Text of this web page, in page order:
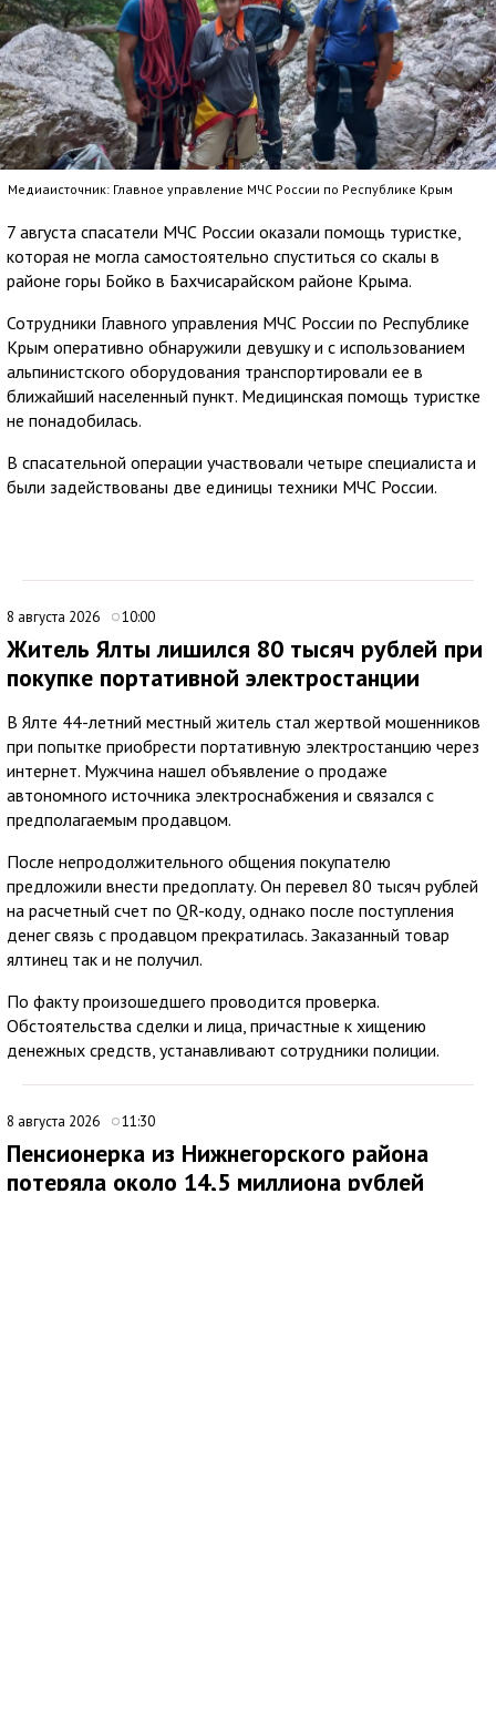
Медиаисточник: Главное управление МЧС России по Республике Крым
7 августа спасатели МЧС России оказали помощь туристке,
которая не могла самостоятельно спуститься со скалы в
районе горы Бойко в Бахчисарайском районе Крыма.
Сотрудники Главного управления МЧС России по Республике
Крым оперативно обнаружили девушку и с использованием
альпинистского оборудования транспортировали ее в
ближайший населенный пункт. Медицинская помощь туристке
не понадобилась.
В спасательной операции участвовали четыре специалиста и
были задействованы две единицы техники МЧС России.
8 августа 2026 10:00
Житель Ялты лишился 80 тысяч рублей при
покупке портативной электростанции
В Ялте 44-летний местный житель стал жертвой мошенников
при попытке приобрести портативную электростанцию через
интернет. Мужчина нашел объявление о продаже
автономного источника электроснабжения и связался с
предполагаемым продавцом.
После непродолжительного общения покупателю
предложили внести предоплату. Он перевел 80 тысяч рублей
на расчетный счет по QR-коду, однако после поступления
денег связь с продавцом прекратилась. Заказанный товар
ялтинец так и не получил.
По факту произошедшего проводится проверка.
Обстоятельства сделки и лица, причастные к хищению
денежных средств, устанавливают сотрудники полиции.
8 августа 2026 11:30
Пенсионерка из Нижнегорского района
потеряла около 14,5 миллиона рублей